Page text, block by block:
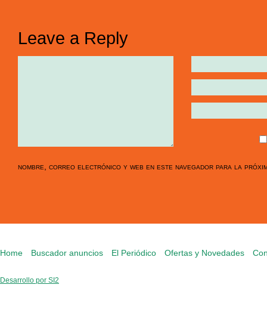
Leave a Reply
nombre, correo electrónico y web en este navegador para la
Home Buscador anuncios El Periódico Ofertas y Novedades
Desarrollo por SI2